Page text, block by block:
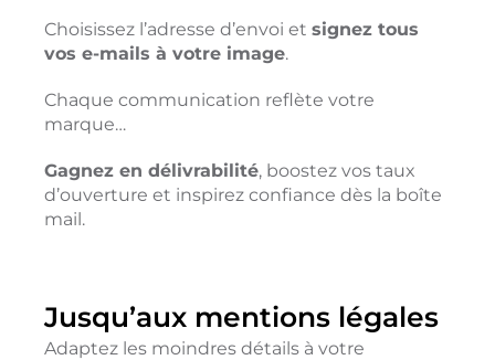
Choisissez l’adresse d’envoi et signez tous
vos e-mails à votre image.
Chaque communication reflète votre
marque…
Gagnez en délivrabilité, boostez vos taux
d’ouverture et inspirez confiance dès la boîte
mail.
Jusqu’aux mentions légales
Adaptez les moindres détails à votre